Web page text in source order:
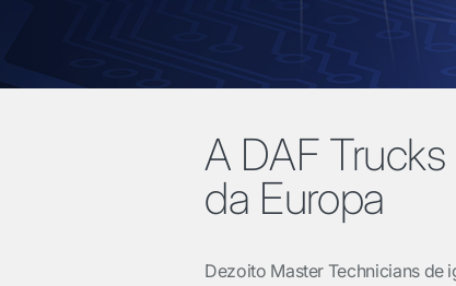
A DAF
da Europa
Dezoito Master Technicians de